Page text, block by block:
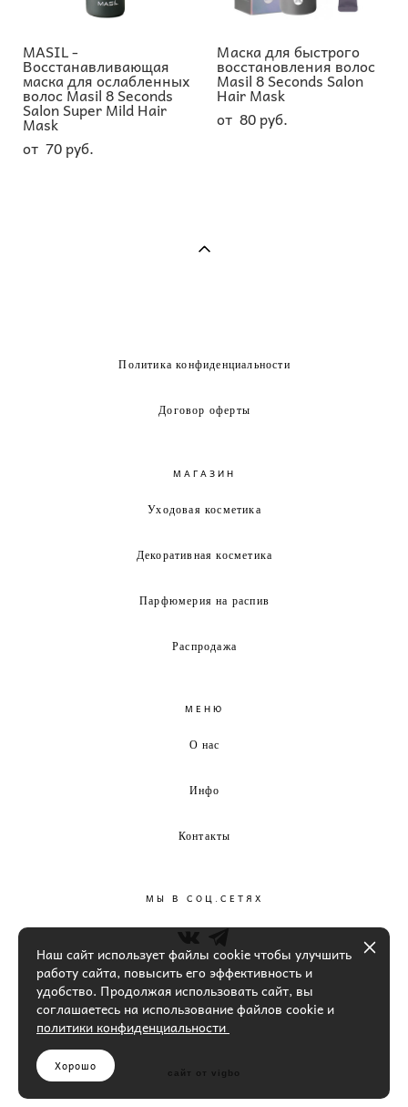
MASIL -
Восстанавливающая
маска для ослабленных
волос Masil 8 Seconds
Salon Super Mild Hair
Mask
от 70 pуб.
Маска для быстрого
восстановления волос
Masil 8 Seconds Salon
Hair Mask
от 80 pуб.
Политика конфиденциальности
Договор оферты
МАГАЗИН
Уходовая косметика
Декоративная косметика
Парфюмерия на распив
Распродажа
МЕНЮ
О нас
Инфо
Контакты
МЫ В СОЦ.СЕТЯХ
сайт от vigbo
Наш сайт использует файлы cookie чтобы улучшить
работу сайта, повысить его эффективность и
удобство. Продолжая использовать сайт, вы
соглашаетесь на использование файлов cookie и
политики конфиденциальности
Хорошо